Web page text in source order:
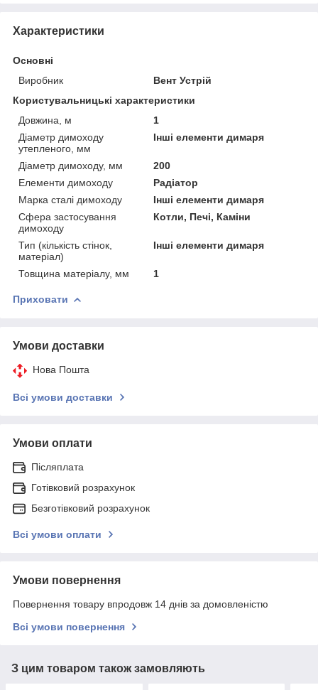
Характеристики
Основні
Виробник
Вент Устрій
Користувальницькі характеристики
Довжина, м
1
Діаметр димоходу
утепленого, мм
Інші елементи димаря
Діаметр димоходу, мм
200
Елементи димоходу
Радіатор
Марка сталі димоходу
Інші елементи димаря
Сфера застосування
димоходу
Котли, Печі, Каміни
Тип (кількість стінок,
матеріал)
Інші елементи димаря
Товщина матеріалу, мм 1
Приховати
Умови доставки
Нова Пошта
Всі умови доставки
Умови оплати
Післяплата
Готівковий розрахунок
Безготівковий розрахунок
Всі умови оплати
Умови повернення
Повернення товару впродовж 14 днів за домовленістю
Всі умови повернення
З цим товаром також замовляють